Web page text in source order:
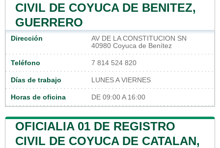
CIVIL DE COYUCA DE BENITEZ,
GUERRERO
Dirección
AV DE LA CONSTITUCION SN
40980 Coyuca de Benítez
Teléfono 7 814 524 820
Días de trabajo LUNES A VIERNES
Horas de oficina DE 09:00 A 16:00
OFICIALIA 01 DE REGISTRO
CIVIL DE COYUCA DE CATALAN,